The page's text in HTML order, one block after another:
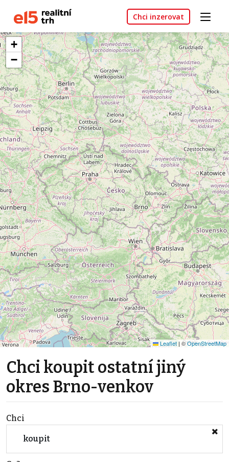
Chci inzerovat
+
−
Leaflet | ©OpenStreetMap
Chci koupit ostatní jiný
okres Brno-venkov
Chci
koupit